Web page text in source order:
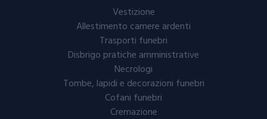
Vestizione
Allestimento camere ardenti
Trasporti funebri
Disbrigo pratiche amministrative
Necrologi
Tombe, lapidi e decorazioni funebri
Cofani funebri
Cremazione